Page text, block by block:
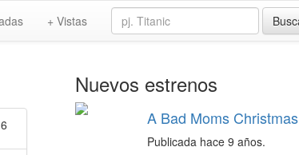
+ Vistas
Nuevos estrenos
A Bad Moms Christmas
Publicada hace 9 años.